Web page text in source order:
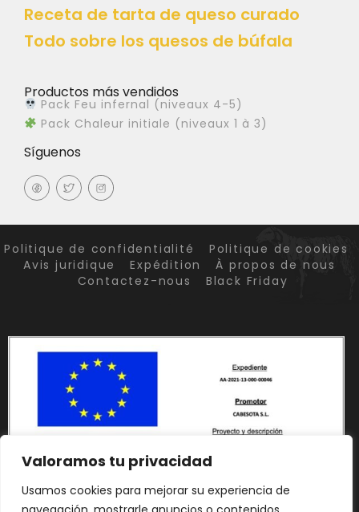
Valoramos tu privacidad
Usamos cookies para mejorar su experiencia de
Receta de tarta de queso curado
Todo sobre los quesos de búfala
Productos más vendidos
Pack Feu infernal (niveaux 4-5)
Pack Chaleur initiale (niveaux 1 à 3)
Síguenos
Politique de confidentialité
Politique de cookies
Avis juridique
Expédition
À propos de nous
Contactez-nous
Black Friday